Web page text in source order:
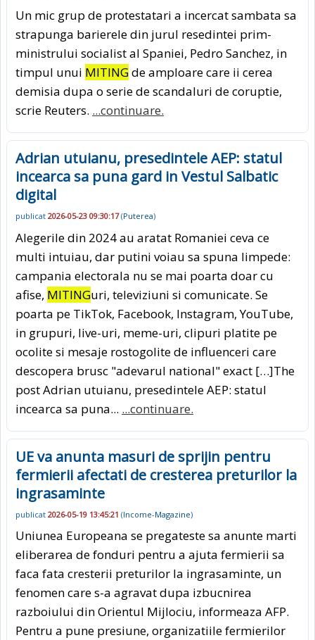
Un mic grup de protestatari a incercat sambata sa
strapunga barierele din jurul resedintei prim-
ministrului socialist al Spaniei, Pedro Sanchez, in
timpul unui MITINGde amploare care ii cerea
demisia dupa o serie de scandaluri de coruptie,
scrie Reuters. ...continuare.
Adrian utuianu, presedintele AEP: statul
incearca sa puna gard in Vestul Salbatic
digital
publicat 2026-05-23 09:30:17(Puterea)
Alegerile din 2024 au aratat Romaniei ceva ce
multi intuiau, dar putini voiau sa spuna limpede:
campania electorala nu se mai poarta doar cu
afise, MITINGuri, televiziuni si comunicate. Se
poarta pe TikTok, Facebook, Instagram, YouTube,
in grupuri, live-uri, meme-uri, clipuri platite pe
ocolite si mesaje rostogolite de influenceri care
descopera brusc "adevarul national" exact […]The
post Adrian utuianu, presedintele AEP: statul
incearca sa puna... ...continuare.
UE va anunta masuri de sprijin pentru
fermierii afectati de cresterea preturilor la
ingrasaminte
publicat 2026-05-19 13:45:21 (Income-Magazine)
Uniunea Europeana se pregateste sa anunte marti
eliberarea de fonduri pentru a ajuta fermierii sa
faca fata cresterii preturilor la ingrasaminte, un
fenomen care s-a agravat dupa izbucnirea
razboiului din Orientul Mijlociu, informeaza AFP.
Pentru a pune presiune, organizatiile fermierilor